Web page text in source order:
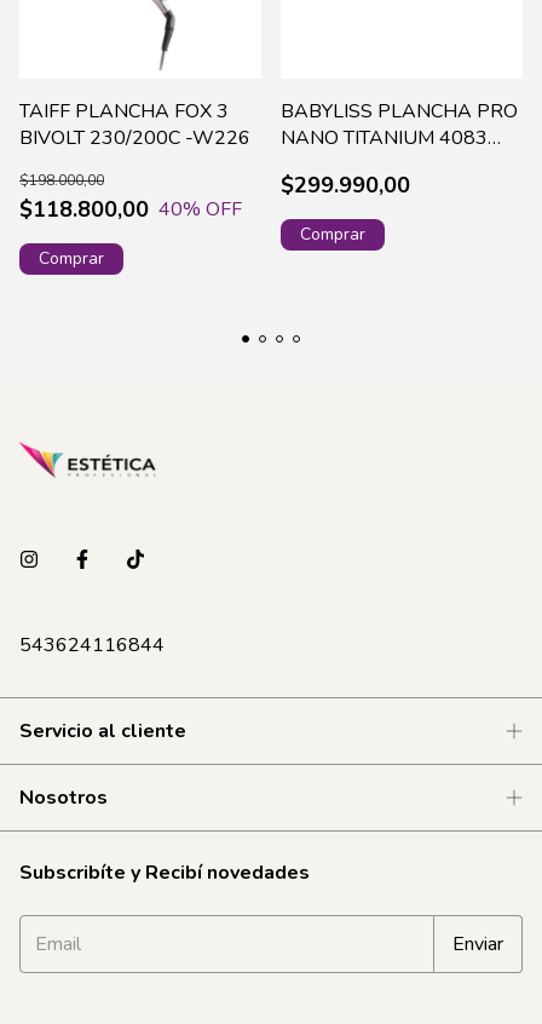
TAIFF PLANCHA FOX 3
BIVOLT 230/200C -W226
$118.800,00
$198.000,00
40% OFF
BABYLISS PLANCHA PRO
NANO TITANIUM 4083
(15244)
$299.990,00
543624116844
Servicio al cliente
Nosotros
Subscribíte y Recibí novedades